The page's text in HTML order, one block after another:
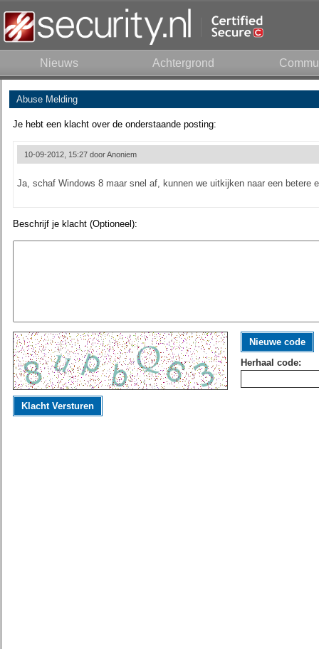
Nieuws Achtergrond
Abuse Melding
Je hebt een klacht over de onderstaande posting:
10-09-2012, 15:27 doorAnoniem
Ja, schaf Windows 8 maar snel af, kunnen we uitkijken naar een betere
Beschrijf je klacht (Optioneel):
Nieuwe code
Herhaal code:
Klacht Versturen